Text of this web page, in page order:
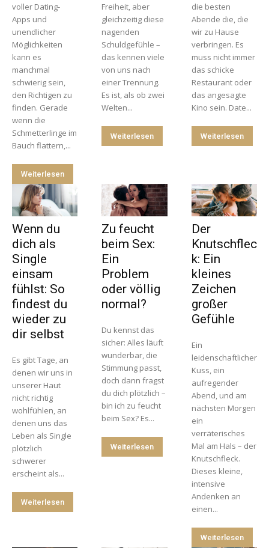
voller Dating-
Apps und
unendlicher
Möglichkeiten
kann es
manchmal
schwierig sein,
den Richtigen zu
finden. Gerade
wenn die
Schmetterlinge im
Bauch flattern,...
Weiterlesen
Freiheit, aber
gleichzeitig diese
nagenden
Schuldgefühle –
das kennen viele
von uns nach
einer Trennung.
Es ist, als ob zwei
Welten...
Weiterlesen
die besten
Abende die, die
wir zu Hause
verbringen. Es
muss nicht immer
das schicke
Restaurant oder
das angesagte
Kino sein. Date...
Weiterlesen
Wenn du
dich als
Single
einsam
fühlst: So
findest du
wieder zu
dir selbst
Es gibt Tage, an
denen wir uns in
unserer Haut
nicht richtig
wohlfühlen, an
denen uns das
Leben als Single
plötzlich
schwerer
erscheint als...
Weiterlesen
Zu feucht
beim Sex:
Ein
Problem
oder völlig
normal?
Du kennst das
sicher: Alles läuft
wunderbar, die
Stimmung passt,
doch dann fragst
du dich plötzlich –
bin ich zu feucht
beim Sex? Es...
Weiterlesen
Der
Knutschflec
k: Ein
kleines
Zeichen
großer
Gefühle
Ein
leidenschaftlicher
Kuss, ein
aufregender
Abend, und am
nächsten Morgen
ein
verräterisches
Mal am Hals – der
Knutschfleck.
Dieses kleine,
intensive
Andenken an
einen...
Weiterlesen